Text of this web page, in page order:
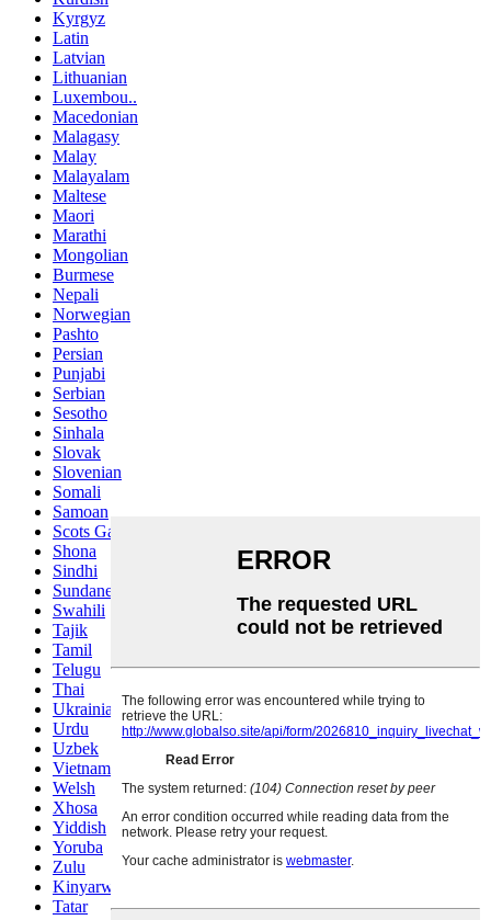
Kyrgyz
Latin
Latvian
Lithuanian
Luxembou..
Macedonian
Malagasy
Malay
Malayalam
Maltese
Maori
Marathi
Mongolian
Burmese
Nepali
Norwegian
Pashto
Persian
Punjabi
Serbian
Sesotho
Sinhala
Slovak
Slovenian
Somali
Samoan
Scots Gaelic
Shona
Sindhi
Sundanese
Swahili
Tajik
Tamil
Telugu
Thai
Ukrainian
Urdu
Uzbek
Vietnamese
Welsh
Xhosa
Yiddish
Yoruba
Zulu
Kinyarwanda
Tatar